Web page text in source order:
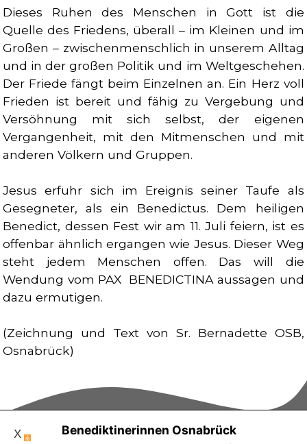
Dieses Ruhen des Menschen in Gott ist die
Quelle des Friedens, überall – im Kleinen und im
Großen – zwischenmenschlich in unserem Alltag
und in der großen Politik und im Weltgeschehen.
Der Friede fängt beim Einzelnen an. Ein Herz voll
Frieden ist bereit und fähig zu Vergebung und
Versöhnung mit sich selbst, der eigenen
Vergangenheit, mit den Mitmenschen und mit
anderen Völkern und Gruppen.
Jesus erfuhr sich im Ereignis seiner Taufe als
Gesegneter, als ein Benedictus. Dem heiligen
Benedict, dessen Fest wir am 11. Juli feiern, ist es
offenbar ähnlich ergangen wie Jesus. Dieser Weg
steht jedem Menschen offen. Das will die
Wendung vom PAX BENEDICTINA aussagen und
dazu ermutigen.
(Zeichnung und Text von Sr. Bernadette OSB,
Osnabrück)
Hasetorwall 22, 49076 Osnabrück,
Benediktinerinnen Osnabrück
X